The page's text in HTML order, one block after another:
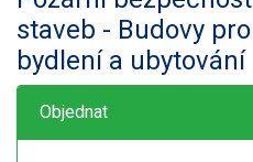
staveb - Budovy pro
bydlení a ubytování
Objednat